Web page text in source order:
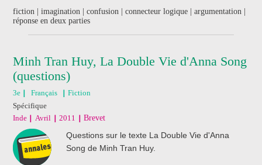
fiction | imagination | confusion | connecteur logique | argumentation |
réponse en deux parties
Minh Tran Huy, La Double Vie d'Anna Song
(questions)
3e Français
Fiction
Spécifique
Inde
Avril 2011 Brevet
Questions sur le texte La Double Vie d'Anna
Song de Minh Tran Huy.